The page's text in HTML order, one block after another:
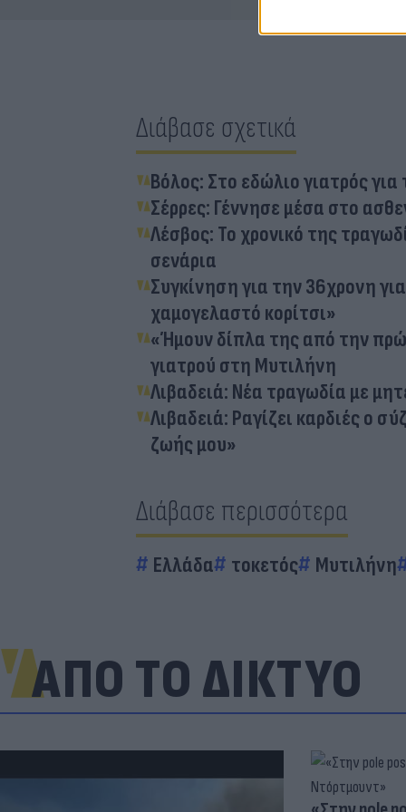
Διάβασε σχετικά
Βόλος: Στο εδώλιο γιατρός
Σέρρες: Γέννησε μέσα στο
Λέσβος: Το χρονικό της
σενάρια
Συγκίνηση για την 36χρονη
χαμογελαστό κορίτσι»
«Ήμουν δίπλα της από την
γιατρού στη Μυτιλήνη
Λιβαδειά: Νέα τραγωδία με
Λιβαδειά: Ραγίζει καρδιές ο
ζωής μου»
Διάβασε περισσότερα
Ελλάδα τοκετός Μυτιλήνη
ΑΠΟ ΤΟ ΔΙΚΤΥΟ